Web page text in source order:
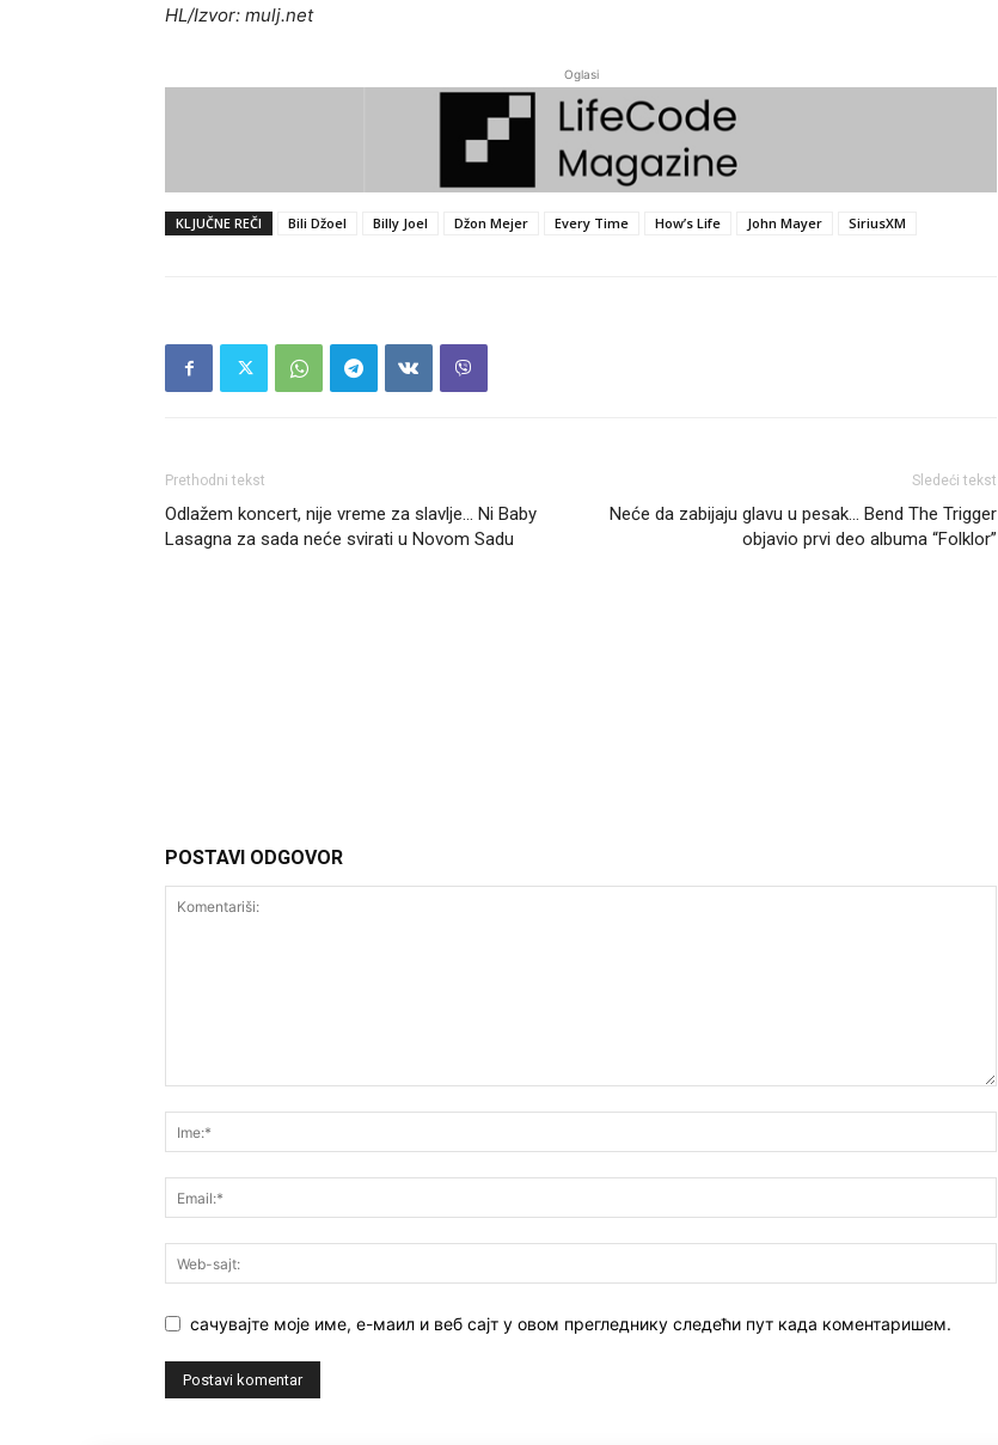
HL/Izvor: mulj.net
Oglasi
KLJUČNE REČI Bili Džoel Billy Joel Džon Mejer Every Time How’s Life John Mayer SiriusXM
Prethodni tekst
Odlažem koncert, nije vreme za slavlje… Ni Baby
Lasagna za sada neće svirati u Novom Sadu
Sledeći tekst
Neće da zabijaju glavu u pesak… Bend The Trigger
objavio prvi deo albuma “Folklor”
POSTAVI ODGOVOR
сачувајте моје име, е-маил и веб сајт у овом прегледнику следећи пут када коментаришем.